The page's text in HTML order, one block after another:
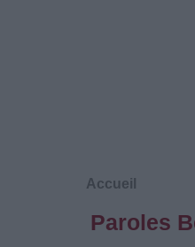
Accueil
Paroles